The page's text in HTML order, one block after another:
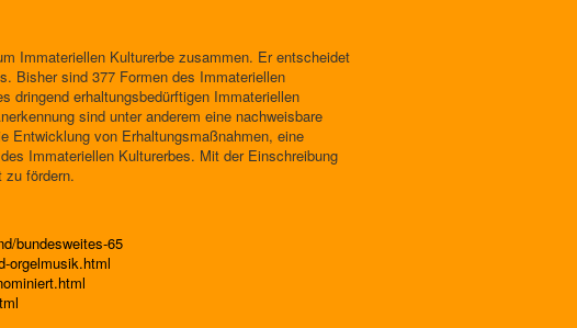
Immateriellen Kulturerbe zusammen. Er entscheidet
Bisher sind 377 Formen des Immateriellen
dringend erhaltungsbedürftigen Immateriellen
sind unter anderem eine nachweisbare
Entwicklung von Erhaltungsmaßnahmen, eine
Immateriellen Kulturerbes. Mit der Einschreibung
zu fördern.
bundesweites-65
orgelmusik.html